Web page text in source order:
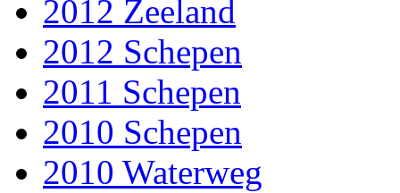
2012 Zeeland
2012 Schepen
2011 Schepen
2010 Schepen
2010 Waterweg